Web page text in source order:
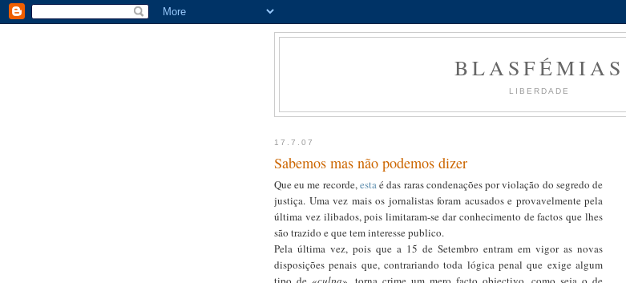
BLASFÉMIAS
LIBERDADE
17.7.07
Sabemos mas não podemos dizer
Que eu me recorde,estaé das raras condenações por violação do segredo de
justiça. Uma vez mais os jornalistas foram acusados e provavelmente pela
última vez ilibados, pois limitaram-se dar conhecimento de factos que lhes
são trazido e que tem interesse publico.
Pela última vez, pois que a 15 de Setembro entram em vigor as novas
disposições penais que, contrariando toda lógica penal que exige algum